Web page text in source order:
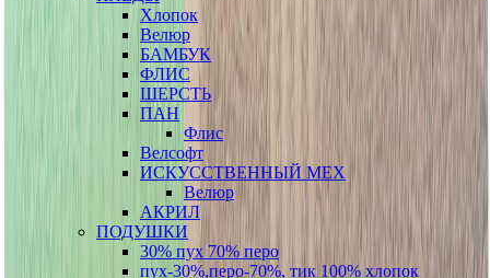
Хлопок
Велюр
БАМБУК
ФЛИС
ШЕРСТЬ
ПАН
Флис
Велсофт
ИСКУССТВЕННЫЙ МЕХ
Велюр
АКРИЛ
ПОДУШКИ
30% пух 70% перо
пух-30%,перо-70%, тик 100% хлопок